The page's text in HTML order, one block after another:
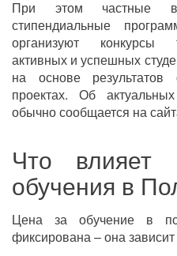
При этом частные
стипендиальные
организуют конкурсы
активных и успешных
на основе
проектах. Об
обычно сообщается на
Что влияет
обучения в
Цена за обучение в
фиксирована – она